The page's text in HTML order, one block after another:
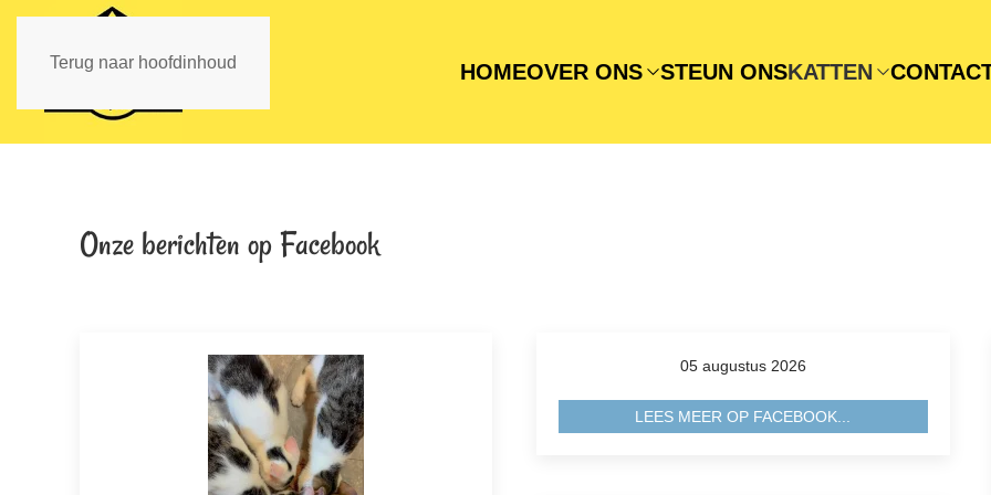
Terug naar hoofdinhoud HOMEOVER ONS STEUN ONSKATTEN
Onze berichten op Facebook
05 augustus 2026
LEES MEER OP FACEBOOK...